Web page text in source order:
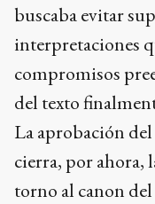
buscaba evitar
interpretaciones
compromisos
del texto
La aprobación
cierra, por ahora,
torno al canon